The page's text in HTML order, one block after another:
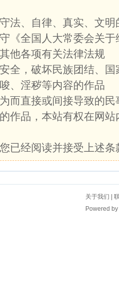
法、自律、真实、文明
《全国人大常委会关
他各项有关法律法规
全，破坏民族团结、
、淫秽等内容的作品
而直接或间接导致的
作品，本站有权在网
已经阅读并接受上述条
关于我们 |
Powered by